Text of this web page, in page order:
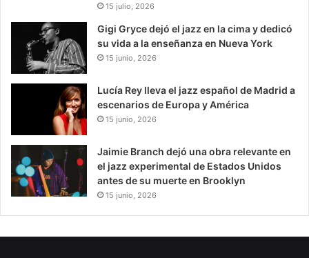
15 julio, 2026
Gigi Gryce dejó el jazz en la cima y dedicó
su vida a la enseñanza en Nueva York
15 junio, 2026
Lucía Rey lleva el jazz español de Madrid a
escenarios de Europa y América
15 junio, 2026
Jaimie Branch dejó una obra relevante en
el jazz experimental de Estados Unidos
antes de su muerte en Brooklyn
15 junio, 2026